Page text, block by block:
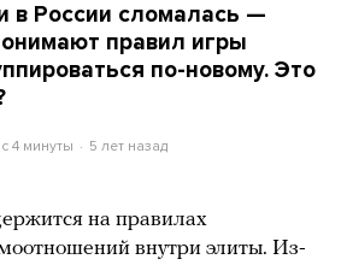
в России сломалась —
правил игры
по-новому. Это
4 минуты 5 лет назад
на правилах
внутри элиты. Из-